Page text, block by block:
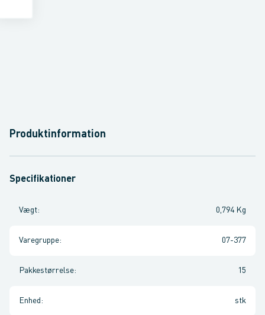
Produktinformation
Specifikationer
Vægt: 0,794 Kg
Varegruppe: 07-377
Pakkestørrelse: 15
Enhed : stk